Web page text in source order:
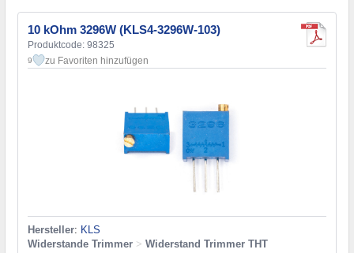
10 kOhm 3296W (KLS4-3296W-103)
Produktcode: 98325
9 zu Favoriten hinzufügen
Hersteller: KLS
Widerstande Trimmer > Widerstand Trimmer THT